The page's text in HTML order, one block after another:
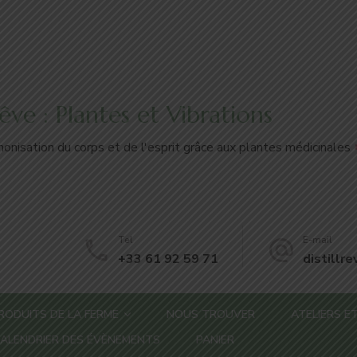
: Plantes et Vibrations
du corps et de l'esprit grâce aux plantes médicinales
Tel
+33 61 92 59 71
E-mail
DE LA FERME NOUS TROUVER
ATELIERS
DES ÉVÈNEMENTS PANIER